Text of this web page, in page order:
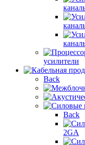
усилители
Back
Back
2GA